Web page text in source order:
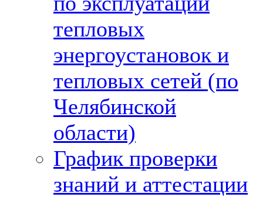
тепловых
энергоустановок и
тепловых сетей (по
Челябинской
области)
График проверки
знаний и аттестации